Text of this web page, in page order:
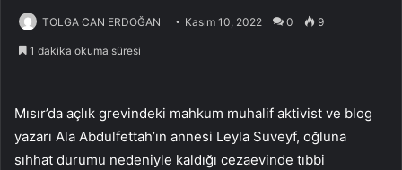
TOLGA CAN ERDOĞAN Kasım 10, 2022 0 9
1 dakika okuma süresi
Mısır’da açlık grevindeki mahkum muhalif aktivist ve blog
yazarı Ala Abdulfettah’ın annesi Leyla Suveyf, oğluna
sıhhat durumu nedeniyle kaldığı cezaevinde tıbbi